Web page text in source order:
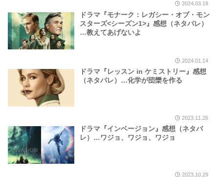
2024.03.18
ドラマ『モナーク：レガシー・オブ・モン
スターズ<シーズン1>』感想（ネタバレ）
…教えてあげないよ
2024.01.14
ドラマ『レッスン in ケミストリー』感想
（ネタバレ）…化学が団欒を作る
2023.11.26
ドラマ『インベージョン』感想（ネタバ
レ）…ワジョ、ワジョ、ワジョ
2023.10.29